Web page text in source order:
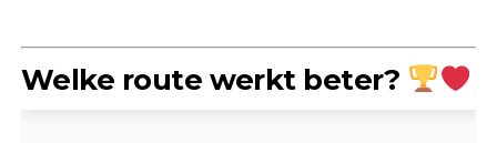
Welke route werkt beter?